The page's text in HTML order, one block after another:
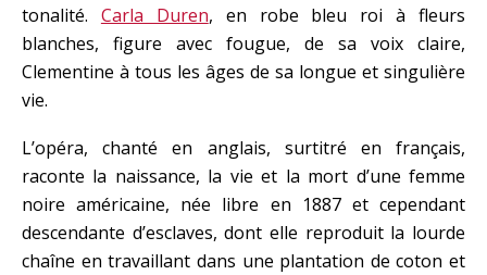
tonalité. Carla Duren, en robe bleu roi à fleurs
blanches, figure avec fougue, de sa voix claire,
Clementine à tous les âges de sa longue et singulière
vie.
L’opéra, chanté en anglais, surtitré en français,
raconte la naissance, la vie et la mort d’une femme
noire américaine, née libre en 1887 et cependant
descendante d’esclaves, dont elle reproduit la lourde
chaîne en travaillant dans une plantation de coton et